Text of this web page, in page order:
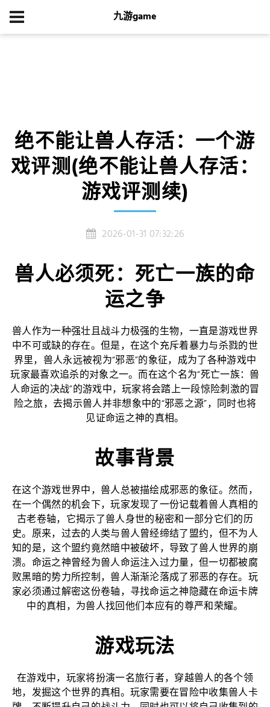
九游game
绝不能让兽人存活：一个游
戏评测(绝不能让兽人存活：
游戏评测续)
2026-01-31 07:32:26
兽人必须死：死亡一族的命
运之争
兽人作为一种强壮且战斗力极强的生物，一直是游戏世界
中不可或缺的存在。但是，在这个充斥着暴力与杀戮的世
界里，兽人永远被视为“邪恶”的象征，成为了各种游戏中
玩家最喜欢追杀的对象之一。而在这个名为“死亡一族：兽
人命运的决战”的游戏中，玩家将会踏上一段惊险刺激的冒
险之旅，去揭示兽人并非想象中的“邪恶之源”，同时也将
见证命运之神的真相。
故事背景
在这个游戏世界中，兽人总被描绘成邪恶的象征。然而，
在一个偶然的机会下，玩家发现了一份记载着兽人真相的
古老卷轴，它揭示了兽人身世的秘密和一部分它们的历
史。原来，过去的人类与兽人曾经缔结了盟约，但不为人
知的是，这个盟约竟然暗中被破坏，导致了兽人世界的崩
溃。命运之神曾经为兽人命运注入过力量，但一切都被腐
败黑暗的势力所控制，兽人渐渐沦落成了邪恶的存在。玩
家必须通过解密这份卷轴，寻找命运之神隐藏在命运卡牌
中的真相，为兽人找回他们本应有的尊严和荣耀。
游戏玩法
在游戏中，玩家将扮演一名旅行者，穿越兽人的各个领
地，发掘这个世界的真相。玩家需要在冒险中收集兽人卡